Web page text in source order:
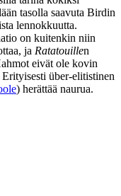
tasolla saavuta Birdin
lennokkuutta.
on kuitenkin niin
ja Ratatouillen
eivät ole kovin
über-elitistinen
) herättää naurua.